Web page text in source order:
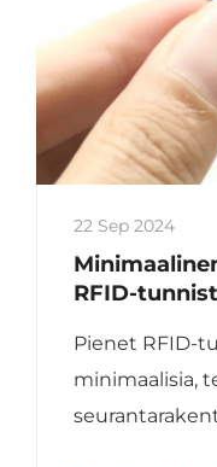
22 Sep 2024
RFID-
Pienet RFID-
minimaalisia,